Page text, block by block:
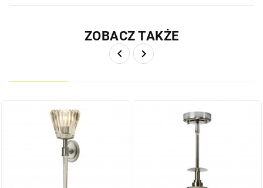
ZOBACZ TAKŻE
 